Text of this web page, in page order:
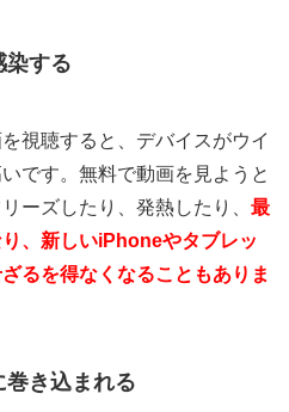
染する
視聴すると、デバイスがウイ
です。無料で動画を見ようと
ーズしたり、発熱したり、 最
、新しいiPhoneやタブレッ
るを得なくなることもありま
き込まれる